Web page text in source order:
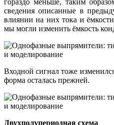
сведения описанные в
влиянии на них тока и
мы могли изменить ёмкость
Входной сигнал тоже
форма осталась прежней.
Двухполупериодная схема